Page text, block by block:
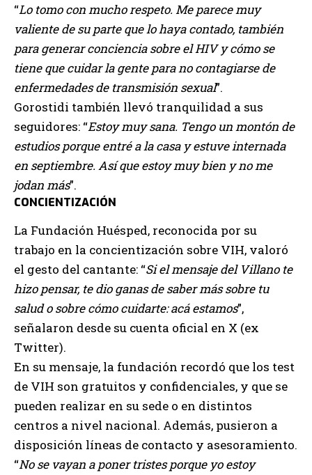
“Lo tomo con mucho respeto. Me parece muy
valiente de su parte que lo haya contado, también
para generar conciencia sobre el HIV y cómo se
tiene que cuidar la gente para no contagiarse de
enfermedades de transmisión sexual”.
Gorostidi también llevó tranquilidad a sus
seguidores: “Estoy muy sana. Tengo un montón de
estudios porque entré a la casa y estuve internada
en septiembre. Así que estoy muy bien y no me
jodan más”.
CONCIENTIZACIÓN
La Fundación Huésped, reconocida por su
trabajo en la concientización sobre VIH, valoró
el gesto del cantante: “Si el mensaje del Villano te
hizo pensar, te dio ganas de saber más sobre tu
salud o sobre cómo cuidarte: acá estamos”,
señalaron desde su cuenta oficial en X (ex
Twitter).
En su mensaje, la fundación recordó que los test
de VIH son gratuitos y confidenciales, y que se
pueden realizar en su sede o en distintos
centros a nivel nacional. Además, pusieron a
disposición líneas de contacto y asesoramiento.
“No se vayan a poner tristes porque yo estoy